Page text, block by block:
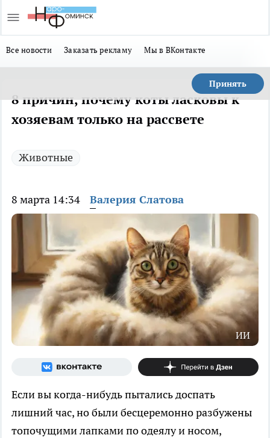
Все новости Заказать рекламу Мы в ВКонтакте
Принять
8 причин, почему коты ласковы к
хозяевам только на рассвете
Животные
8 марта 14:34 Валерия Слатова
ИИ
Если вы когда-нибудь пытались доспать
лишний час, но были бесцеремонно разбужены
топочущими лапками по одеялу и носом,